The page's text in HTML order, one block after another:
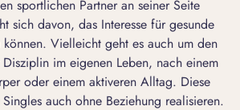
sportlichen Partner an seiner Seite
sich davon, das Interesse für gesunde
können. Vielleicht geht es auch um den
im eigenen Leben, nach einem
oder einem aktiveren Alltag. Diese
auch ohne Beziehung realisieren.